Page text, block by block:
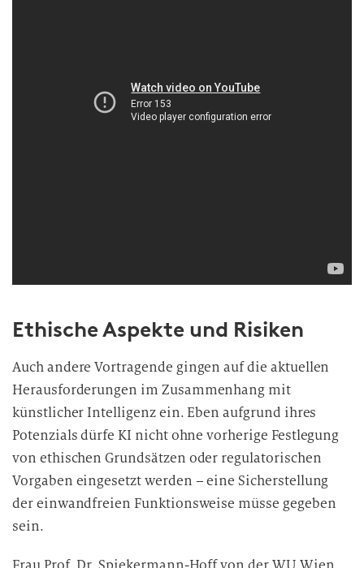
Ethische Aspekte und Risiken
Auch andere Vortragende gingen auf die aktuellen
Herausforderungen im Zusammenhang mit
künstlicher Intelligenz ein. Eben aufgrund ihres
Potenzials dürfe KI nicht ohne vorherige Festlegung
von ethischen Grundsätzen oder regulatorischen
Vorgaben eingesetzt werden – eine Sicherstellung
der einwandfreien Funktionsweise müsse gegeben
sein.